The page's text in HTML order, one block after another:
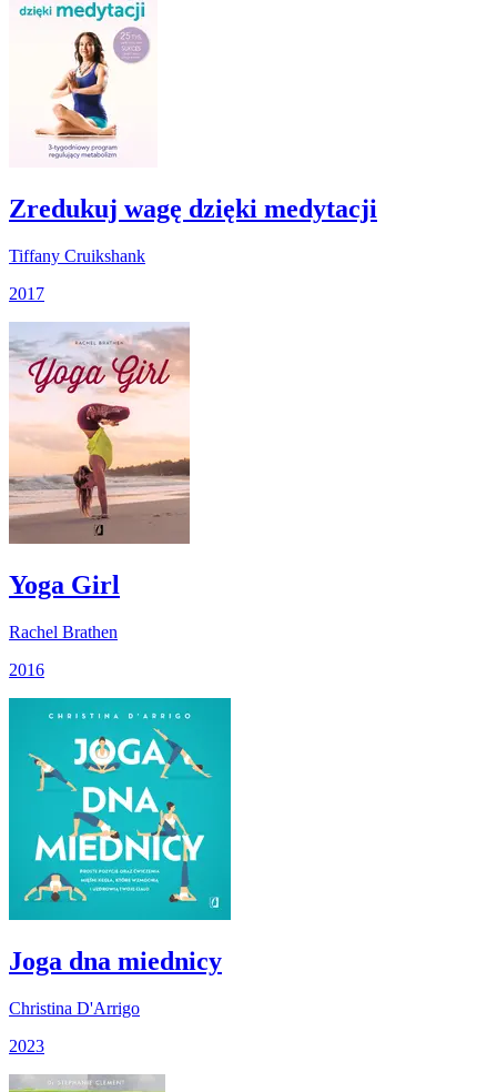
Zredukuj wagę dzięki medytacji
Tiffany Cruikshank
2017
Yoga Girl
Rachel Brathen
2016
Joga dna miednicy
Christina D'Arrigo
2023